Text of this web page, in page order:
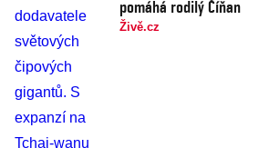
pomáhá rodilý Číňan
Živě.cz